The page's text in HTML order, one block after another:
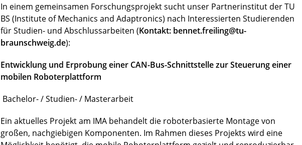
In einem gemeinsamen Forschungsprojekt sucht unser Partnerinstitut der TU
BS (Institute of Mechanics and Adaptronics) nach Interessierten Studierenden
für Studien- und Abschlussarbeiten (Kontakt: bennet.freiling@tu-
braunschweig.de):
Entwicklung und Erprobung einer CAN-Bus-Schnittstelle zur Steuerung einer
mobilen Roboterplattform
Bachelor- / Studien- / Masterarbeit
Ein aktuelles Projekt am IMA behandelt die roboterbasierte Montage von
großen, nachgiebigen Komponenten. Im Rahmen dieses Projekts wird eine